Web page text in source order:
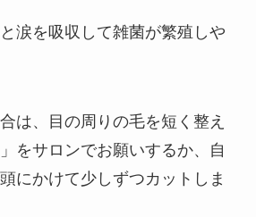
涙を吸収して雑菌が繁殖しや
は、目の周りの毛を短く整え
をサロンでお願いするか、自
にかけて少しずつカットしま